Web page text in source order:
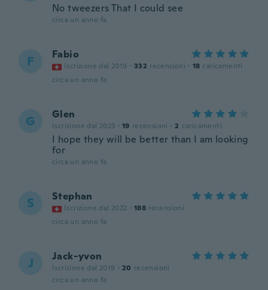
No tweezers That I could see
circa un anno fa
F Fabio
Iscrizione dal 2019 · 332 recensioni · 18 caricamenti
circa un anno fa
G Glen
Iscrizione dal 2023 · 19 recensioni · 2 caricamenti
I hope they will be better than I am looking
for
circa un anno fa
S Stephan
Iscrizione dal 2022 · 188 recensioni
circa un anno fa
J Jack-yvon
Iscrizione dal 2019 · 20 recensioni
circa un anno fa